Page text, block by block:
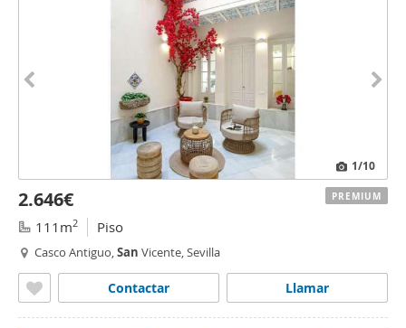
1/10
2.646€
111m2 Piso
Casco Antiguo,San Vicente, Sevilla
Llamar
Contactar
PREMIUM